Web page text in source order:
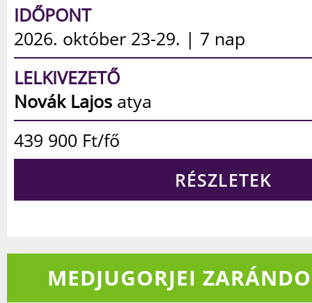
IDŐPONT
2026. december 5-9. | 5 nap
LELKIVEZETŐ
Makláry Ákosparókus
359 900 Ft/fő
RÉSZLETEK
MEDJUGORJEI